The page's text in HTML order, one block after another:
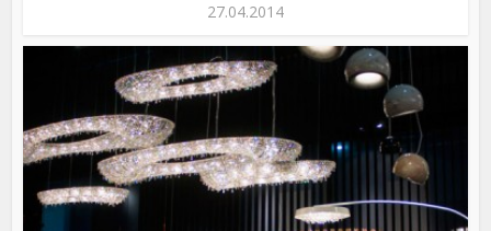
27.04.2014